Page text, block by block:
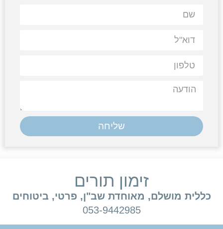
שליחה
זימון תורים
כללית מושלם, מאוחדת שב"ן, פרטי, ביטוחים
053-9442985